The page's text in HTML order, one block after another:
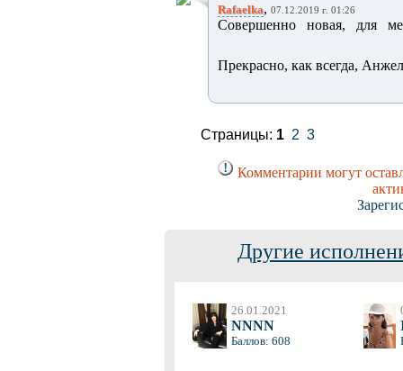
Rafaelka, 07.12.2019 г. 01:26
Совершенно новая, для
Прекрасно, как всегда,
Страницы: 1 2 3
Комментарии могут
Другие
26.01.2021
NNNN
Баллов: 608